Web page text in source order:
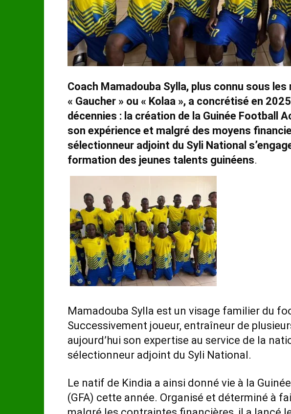
Coach Mamadouba Sylla, plus connu sous
« Gaucher » ou « Kolaa », a concrétisé en
décennies : la création de la Guinée Football
son expérience et malgré des moyens
sélectionneur adjoint du Syli National
formation des jeunes talents guinéens.
Mamadouba Sylla est un visage familier du
Successivement joueur, entraîneur de
aujourd’hui son expertise au service de la
sélectionneur adjoint du Syli National.
Le natif de Kindia a ainsi donné vie à la
(GFA) cette année. Organisé et déterminé à